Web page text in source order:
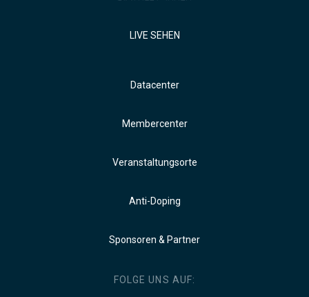
LIVE SEHEN
Datacenter
Membercenter
Veranstaltungsorte
Anti-Doping
Sponsoren & Partner
FOLGE UNS AUF: